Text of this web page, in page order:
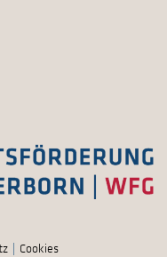
Cookies